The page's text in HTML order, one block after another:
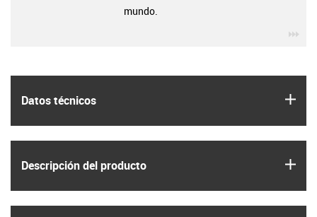
Datos técnicos
Descripción del producto
mundo.